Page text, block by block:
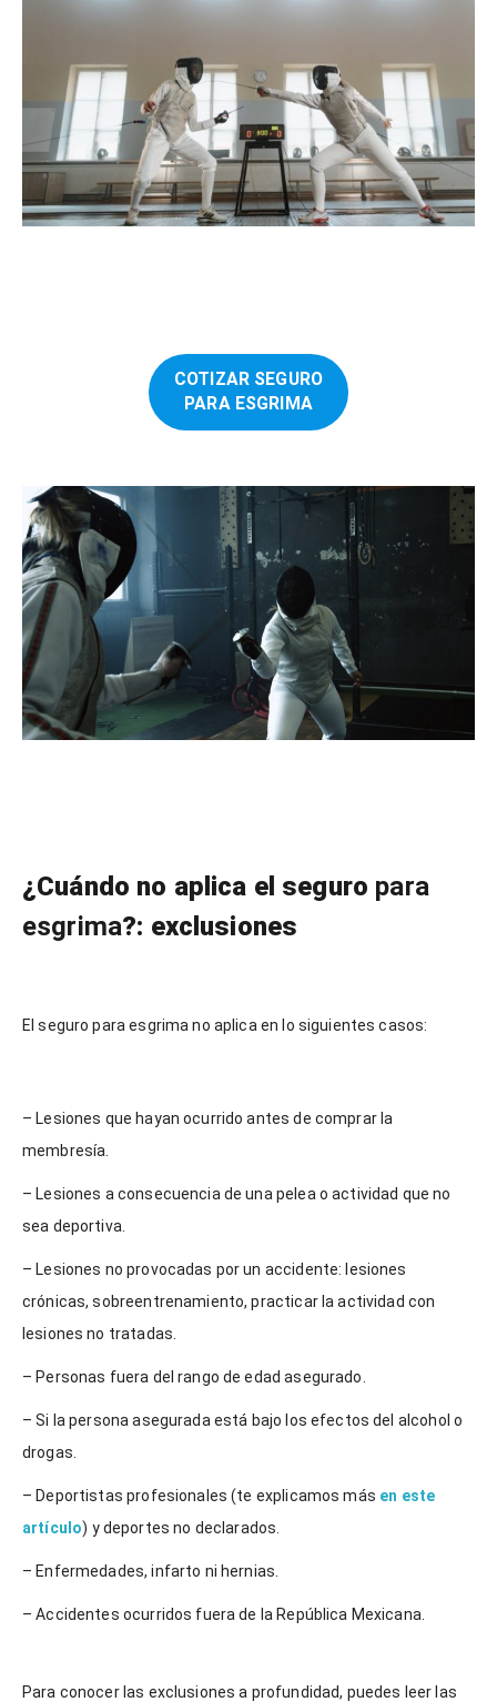
COTIZAR SEGURO
PARA ESGRIMA
¿Cuándo no aplica el seguro para
esgrima?: exclusiones
El seguro para esgrima no aplica en lo siguientes casos:
– Lesiones que hayan ocurrido antes de comprar la
membresía.
– Lesiones a consecuencia de una pelea o actividad que no
sea deportiva.
– Lesiones no provocadas por un accidente: lesiones
crónicas, sobreentrenamiento, practicar la actividad con
lesiones no tratadas.
– Personas fuera del rango de edad asegurado.
– Si la persona asegurada está bajo los efectos del alcohol o
drogas.
– Deportistas profesionales (te explicamos más en este
artículo) y deportes no declarados.
– Enfermedades, infarto ni hernias.
– Accidentes ocurridos fuera de la República Mexicana.
Para conocer las exclusiones a profundidad, puedes leer las